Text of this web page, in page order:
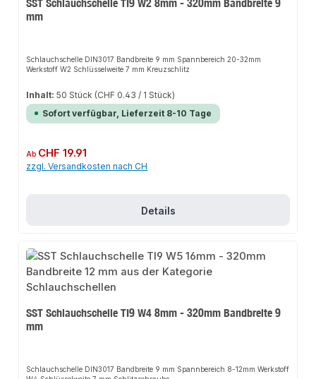
mm
Schlauchschelle DIN3017 Bandbreite 9 mm Spannbereich 20-32mm
Werkstoff W2 Schlüsselweite 7 mm Kreuzschlitz
Inhalt:50 Stück (CHF 0.43 / 1 Stück)
Sofort verfügbar, Lieferzeit 8-10 Tage
Regulärer Preis:
Ab CHF 19.91
zzgl. Versandkosten nach CH
Details
SST Schlauchschelle TI9 W4 8mm - 320mm Bandbreite 9
mm
Schlauchschelle DIN3017 Bandbreite 9 mm Spannbereich 8-12mm Werkstoff